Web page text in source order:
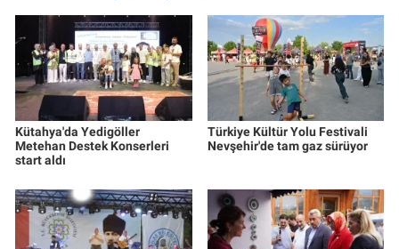
Kütahya'da Yedigöller
Metehan Destek Konserleri
start aldı
Türkiye Kültür Yolu Festivali
Nevşehir'de tam gaz sürüyor